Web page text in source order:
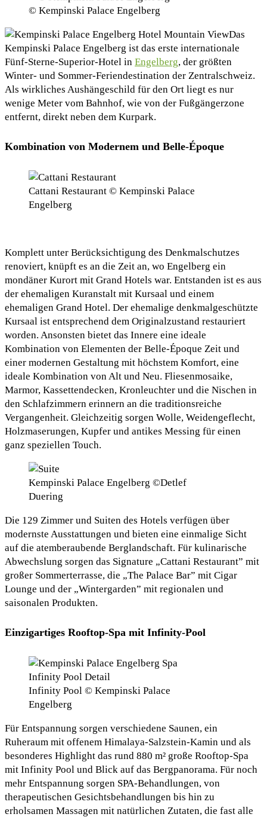
© Kempinski Palace Engelberg
Das
Kempinski Palace Engelberg ist das erste internationale
Fünf-Sterne-Superior-Hotel in Engelberg, der größten
Winter- und Sommer-Feriendestination der Zentralschweiz.
Als wirkliches Aushängeschild für den Ort liegt es nur
wenige Meter vom Bahnhof, wie von der Fußgängerzone
entfernt, direkt neben dem Kurpark.
Kombination von Modernem und Belle-Époque
Cattani Restaurant © Kempinski Palace
Engelberg
Komplett unter Berücksichtigung des Denkmalschutzes
renoviert, knüpft es an die Zeit an, wo Engelberg ein
mondäner Kurort mit Grand Hotels war. Entstanden ist es aus
der ehemaligen Kuranstalt mit Kursaal und einem
ehemaligen Grand Hotel. Der ehemalige denkmalgeschützte
Kursaal ist entsprechend dem Originalzustand restauriert
worden. Ansonsten bietet das Innere eine ideale
Kombination von Elementen der Belle-Époque Zeit und
einer modernen Gestaltung mit höchstem Komfort, eine
ideale Kombination von Alt und Neu. Fliesenmosaike,
Marmor, Kassettendecken, Kronleuchter und die Nischen in
den Schlafzimmern erinnern an die traditionsreiche
Vergangenheit. Gleichzeitig sorgen Wolle, Weidengeflecht,
Holzmaserungen, Kupfer und antikes Messing für einen
ganz speziellen Touch.
Kempinski Palace Engelberg ©Detlef
Duering
Die 129 Zimmer und Suiten des Hotels verfügen über
modernste Ausstattungen und bieten eine einmalige Sicht
auf die atemberaubende Berglandschaft. Für kulinarische
Abwechslung sorgen das Signature „Cattani Restaurant” mit
großer Sommerterrasse, die „The Palace Bar” mit Cigar
Lounge und der „Wintergarden” mit regionalen und
saisonalen Produkten.
Einzigartiges Rooftop-Spa mit Infinity-Pool
Infinity Pool © Kempinski Palace
Engelberg
Für Entspannung sorgen verschiedene Saunen, ein
Ruheraum mit offenem Himalaya-Salzstein-Kamin und als
besonderes Highlight das rund 880 m² große Rooftop-Spa
mit Infinity Pool und Blick auf das Bergpanorama. Für noch
mehr Entspannung sorgen SPA-Behandlungen, von
therapeutischen Gesichtsbehandlungen bis hin zu
erholsamen Massagen mit natürlichen Zutaten, die fast alle